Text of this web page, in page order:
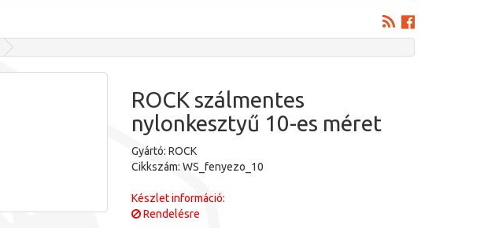
ROCK szálmentes
nylonkesztyű 10-es méret
Gyártó: ROCK
Cikkszám: WS_fenyezo_10
Készlet információ:
Rendelésre